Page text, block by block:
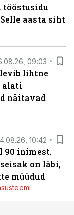
tööstusidu
aasta siht
09:03
lihtne
alati
näitavad
10:42
90 inimest.
on läbi,
müüdud